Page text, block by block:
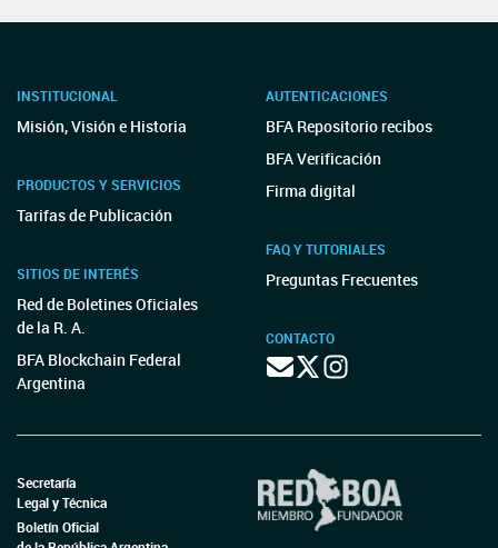
INSTITUCIONAL
Misión, Visión e Historia
PRODUCTOS Y SERVICIOS
Tarifas de Publicación
SITIOS DE INTERÉS
Red de Boletines Oficiales
de la R. A.
BFA Blockchain Federal
Argentina
AUTENTICACIONES
BFA Repositorio recibos
BFA Verificación
Firma digital
FAQ Y TUTORIALES
Preguntas Frecuentes
CONTACTO
Secretaría
Legal y Técnica
Boletín Oficial